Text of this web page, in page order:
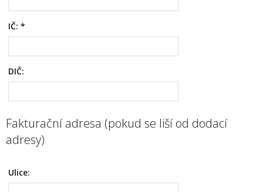
IČ: *
DIČ:
Fakturační adresa (pokud se liší od dodací
adresy)
Ulice: